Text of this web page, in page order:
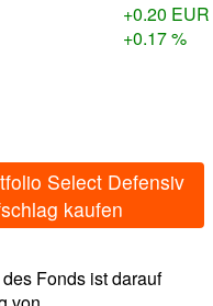
+0.20 EUR
+0.17 %
Select Defensiv
kaufen
Fonds ist darauf